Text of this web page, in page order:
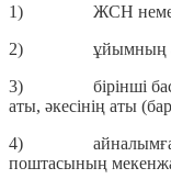
1) ЖСН
2) ұйымның
3) бірінші
аты, әкесінің аты
4) айналымға
поштасының